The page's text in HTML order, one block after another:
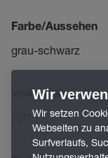
Farbe/Aussehen
grau-schwarz
Viskositätsindex
Wir
Wir setzen
Webseiten zu
Surfverlaufs,